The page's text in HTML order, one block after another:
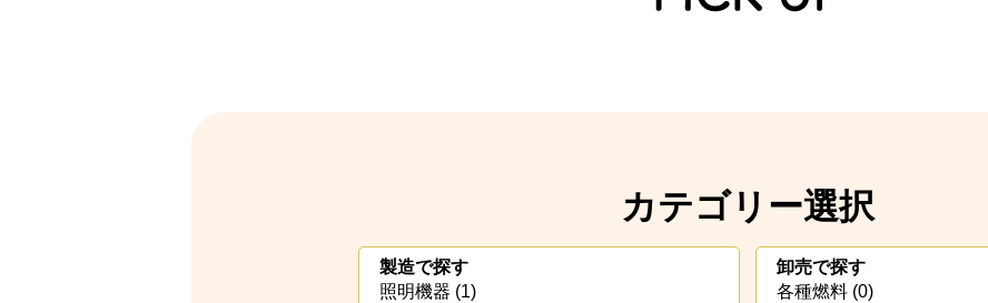
カテゴリー選択